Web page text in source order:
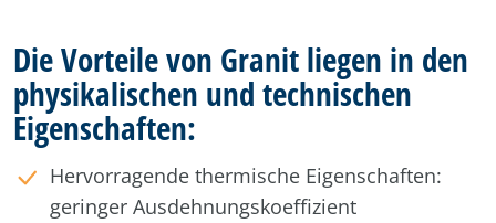
Die Vorteile von Granit liegen in den
physikalischen und technischen
Eigenschaften:
Hervorragende thermische Eigenschaften:
geringer Ausdehnungskoeffizient